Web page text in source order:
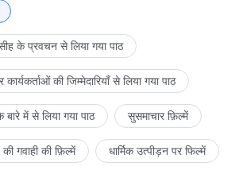
और भ्रष्ट स्वभाव धीरे-धीरे परमेश्वर के कार्य के
कार्य करता है, तब भी उनके जीवन में कठिनाइयाँ
हैं जो उनके लिए अस्पष्ट हों, फिर भी ऐसी
भी अलौकिक नहीं होता। अधिकाँश लोग सोचते हैं
है और उनकी आधारभूत बातें हट जाती हैं। ऐसी
तब भी उसमें होती हैं और उसकी अवस्था वही रहती
सक्रिय हो जाती है, उसके भीतर की
रूप से या तो पवित्र आत्मा के कार्य का
के प्रवचन से लिया गया पाठ
की जिम्मेदारियाँ से लिया गया पाठ
में से लिया गया पाठ सुसमाचार फ़िल्में
गवाही की फ़िल्में धार्मिक उत्पीड़न पर फिल्में